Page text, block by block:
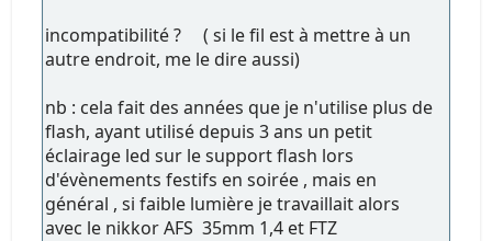
incompatibilité ? ( si le fil est à mettre à un
autre endroit, me le dire aussi)
nb : cela fait des années que je n'utilise plus de
flash, ayant utilisé depuis 3 ans un petit
éclairage led sur le support flash lors
d'évènements festifs en soirée , mais en
général , si faible lumière je travaillait alors
avec le nikkor AFS 35mm 1,4 et FTZ